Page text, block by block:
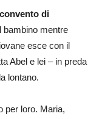
di
bambino mentre
esce con il
Abel e lei – in preda
lontano.
per loro. Maria,